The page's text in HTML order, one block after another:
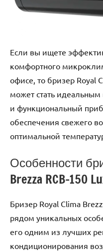
Если вы ищете
комфортного
офисе, то бризер Royal
может стать
и функциональный
обеспечения свежего
оптимальной
Особенности
Brezza RCB-150
Бризер Royal Clima
рядом уникальных
его одним из лучших
кондиционирования